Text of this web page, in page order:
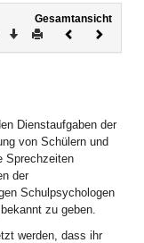
Gesamtansicht
Download
DruckenVorheriges
Dienstaufgaben der
von Schülern und
Sprechzeiten
der
Schulpsychologen
zu geben.
werden, dass ihr